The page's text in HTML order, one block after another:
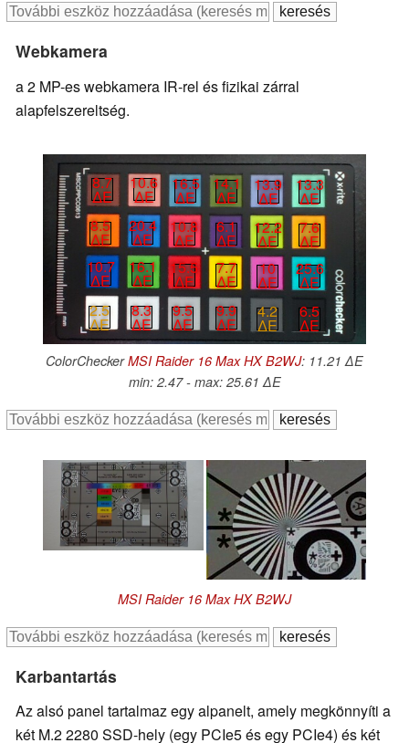
Webkamera
a 2 MP-es webkamera IR-rel és fizikai zárral
alapfelszereltség.
8.7
∆E
10.6
∆E
16.5
∆E
14.1
∆E
13.9
∆E
13.3
∆E
8.5
∆E
20.4
∆E
10.8
∆E
6.1
∆E
12.2
∆E
7.6
∆E
10.7
∆E
16.1
∆E
15.5
∆E
7.7
∆E
10
∆E
25.6
∆E
2.5
∆E
8.3
∆E
9.5
∆E
9.9
∆E
4.2
∆E
6.5
∆E
ColorCheckerMSI Raider 16 Max HX B2WJ: 11.21 ∆E
min: 2.47 - max: 25.61 ∆E
MSI Raider 16 Max HX B2WJ
Karbantartás
Az alsó panel tartalmaz egy alpanelt, amely megkönnyíti a
két M.2 2280 SSD-hely (egy PCIe5 és egy PCIe4) és két